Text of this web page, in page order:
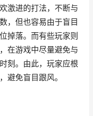
激进的打法，不断与
，但也容易由于盲目
掉落。而有些玩家则
在游戏中尽量避免与
刻。由此，玩家应根
避免盲目跟风。